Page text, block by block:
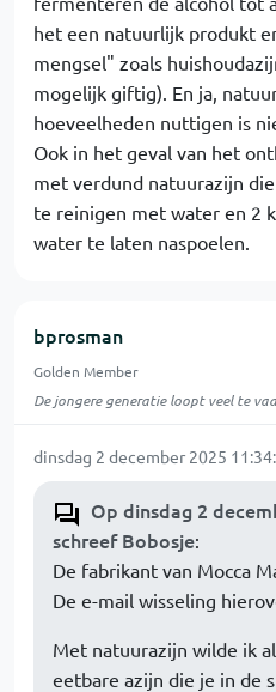
het een natuurlijk produkt
mengsel" zoals
mogelijk giftig). En ja,
hoeveelheden nuttigen is
Ook in het geval van het
met verdund natuurazijn
te reinigen met water en 2
water te laten naspoelen.
bprosman
Golden Member
De jongere generatie loopt veel te
dinsdag 2 december 2025
Op dinsdag 2
schreef Bobosje:
De fabrikant van Mocca
De e-mail wisseling
Met natuurazijn wilde ik
eetbare azijn die je in de